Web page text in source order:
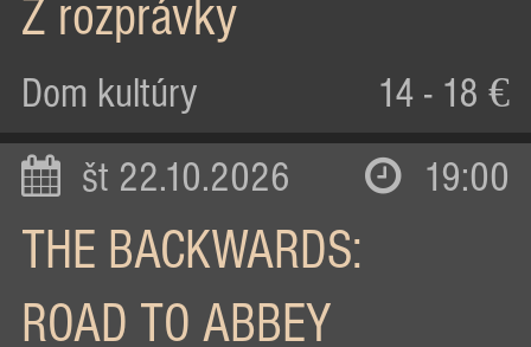
Z rozprávky
Dom kultúry 14 - 18 €
št 22.10.2026 19:00
THE BACKWARDS:
ROAD TO ABBEY